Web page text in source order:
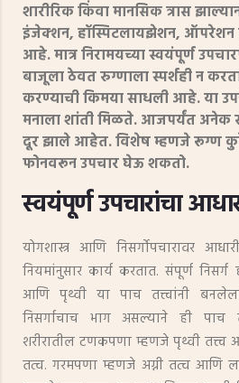
शारीरिक किंवा मानसिक त्रास
इंजेक्शन, हॉस्पिटलायझेशन, ऑपरेशन हा
आहे. मात्र निरामयच्या स्वयंपूर्ण
बाजूला ठेवत रुग्णाला स्पर्शही न
करण्याची किमया साधली आहे. या
मनाला शांती मिळते. आजपर्यंत अनेक
दूर झाले आहेत. विशेष म्हणजे रूग्ण
फोनवरून उपचार घेऊ शकतो.
स्वयंपूर्ण उपचारांचा
योगशास्त्र आणि निसर्गोपचारावर
नियमांनुसार कार्य करतात. संपूर्ण
आणि पृथ्वी या पाच तत्त्वांनी
निसर्गाचाच भाग असल्याने ही पाच
शरीरातील टणकपणा म्हणजे पृथ्वी
तत्व. गरमपणा म्हणजे अग्नी तत्व आणि